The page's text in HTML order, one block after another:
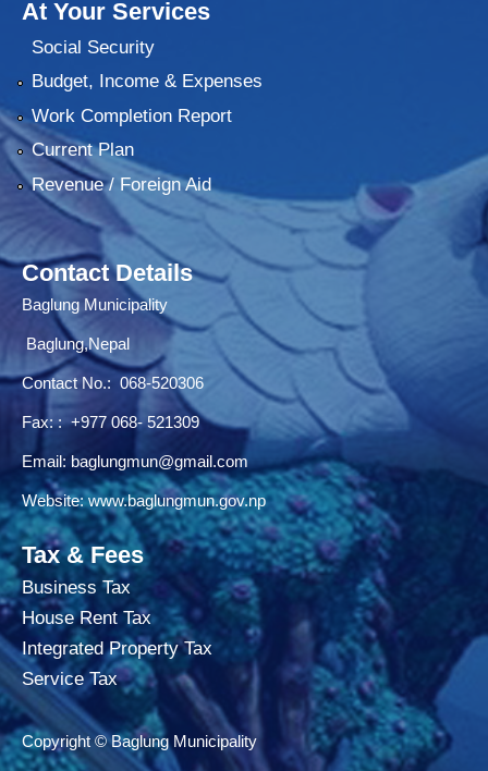
At Your Services
Social Security
Budget, Income & Expenses
Work Completion Report
Current Plan
Revenue / Foreign Aid
Contact Details
Baglung Municipality
Baglung,Nepal
Contact No.: 068-520306
Fax: : +977 068- 521309
Email: baglungmun@gmail.com
Website:www.baglungmun.gov.np
Tax & Fees
Business Tax
House Rent Tax
Integrated Property Tax
Service Tax
Copyright © Baglung Municipality